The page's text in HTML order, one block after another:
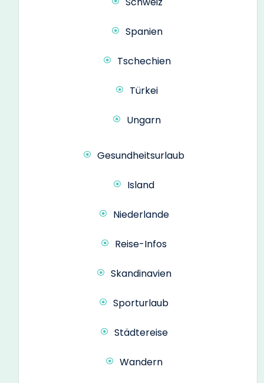
Spanien
Tschechien
Türkei
Ungarn
Gesundheitsurlaub
Island
Niederlande
Reise-Infos
Skandinavien
Sporturlaub
Städtereise
Wandern